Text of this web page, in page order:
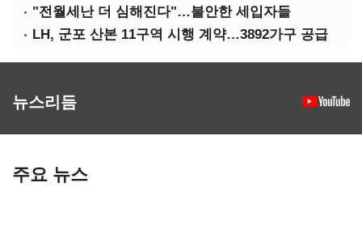
"전월세난 더 심해진다"…불안한 세입자들
LH, 군포 산본 11구역 시행 계약…3892가구 공급
뉴스리듬
주요 뉴스